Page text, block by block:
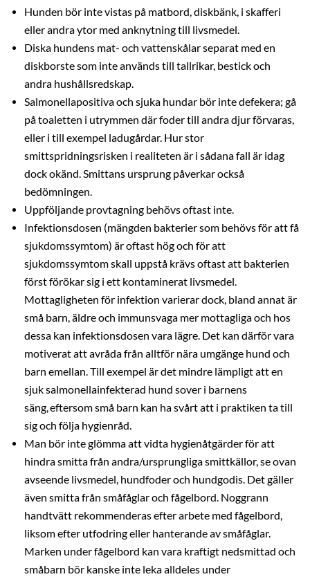
Hunden bör inte vistas på matbord, diskbänk, i skafferi
eller andra ytor med anknytning till livsmedel.
Diska hundens mat- och vattenskålar separat med en
diskborste som inte används till tallrikar, bestick och
andra hushållsredskap.
Salmonellapositiva och sjuka hundar bör inte defekera; gå
på toaletten i utrymmen där foder till andra djur förvaras,
eller i till exempel ladugårdar. Hur stor
smittspridningsrisken i realiteten är i sådana fall är idag
dock okänd. Smittans ursprung påverkar också
bedömningen.
Uppföljande provtagning behövs oftast inte.
Infektionsdosen (mängden bakterier som behövs för att få
sjukdomssymtom) är oftast hög och för att
sjukdomssymtom skall uppstå krävs oftast att bakterien
först förökar sig i ett kontaminerat livsmedel.
Mottagligheten för infektion varierar dock, bland annat är
små barn, äldre och immunsvaga mer mottagliga och hos
dessa kan infektionsdosen vara lägre. Det kan därför vara
motiverat att avråda från alltför nära umgänge hund och
barn emellan. Till exempel är det mindre lämpligt att en
sjuk salmonellainfekterad hund sover i barnens
säng, eftersom små barn kan ha svårt att i praktiken ta till
sig och följa hygienråd.
Man bör inte glömma att vidta hygienåtgärder för att
hindra smitta från andra/ursprungliga smittkällor, se ovan
avseende livsmedel, hundfoder och hundgodis. Det gäller
även smitta från småfåglar och fågelbord. Noggrann
handtvätt rekommenderas efter arbete med fågelbord,
liksom efter utfodring eller hanterande av småfåglar.
Marken under fågelbord kan vara kraftigt nedsmittad och
småbarn bör kanske inte leka alldeles under